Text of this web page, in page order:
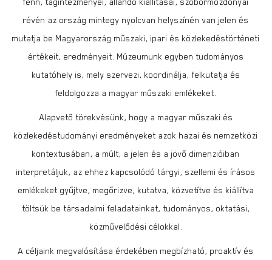
révén az ország mintegy nyolcvan helyszínén van jelen és
mutatja be Magyarország műszaki, ipari és közlekedéstörténeti
értékeit, eredményeit. Múzeumunk egyben tudományos
kutatóhely is, mely szervezi, koordinálja, felkutatja és
feldolgozza a magyar műszaki emlékeket.
Alapvető törekvésünk, hogy a magyar műszaki és
közlekedéstudományi eredményeket azok hazai és nemzetközi
kontextusában, a múlt, a jelen és a jövő dimenzióiban
interpretáljuk, az ehhez kapcsolódó tárgyi, szellemi és írásos
emlékeket gyűjtve, megőrizve, kutatva, közvetítve és kiállítva
töltsük be társadalmi feladatainkat, tudományos, oktatási,
közművelődési célokkal.
A céljaink megvalósítása érdekében megbízható, proaktív és